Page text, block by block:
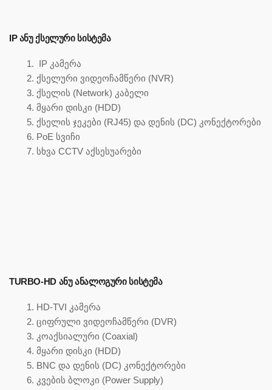
IP ᲐᲜᲣ ᲥᲡᲔᲚᲣᲠᲘ ᲡᲘᲡᲢᲔᲛᲐ
IP კამერა
ქსელური ვიდეოჩამწერი (NVR)
ქსელის (Network) კაბელი
მყარი დისკი (HDD)
ქსელის ჯეკები (RJ45) და დენის (DC) კონექტორები
PoE სვიჩი
სხვა CCTV აქსესუარები
TURBO-HD ᲐᲜᲣ ᲐᲜᲐᲚᲝᲒᲣᲠᲘ ᲡᲘᲡᲢᲔᲛᲐ
HD-TVI კამერა
ციფრული ვიდეოჩამწერი (DVR)
კოაქსიალური (Coaxial)
მყარი დისკი (HDD)
BNC და დენის (DC) კონექტორები
კვების ბლოკი (Power Supply)